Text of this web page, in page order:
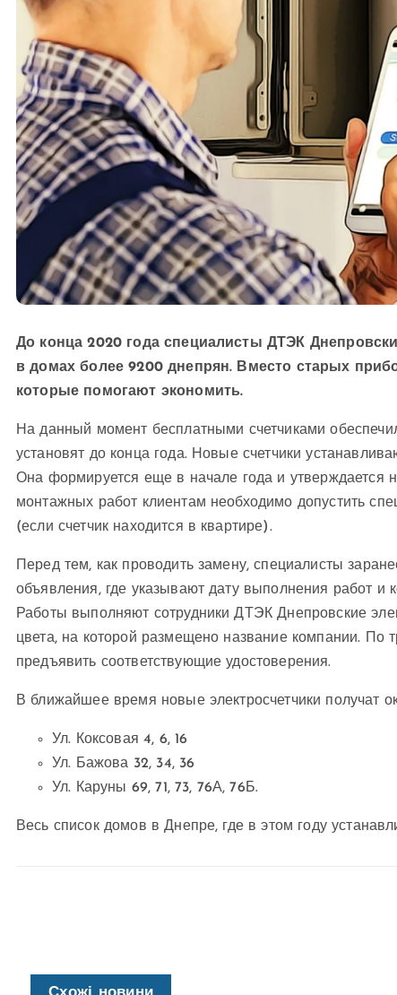
До конца 2020 года специалисты ДТЭК
в домах более 9200 днепрян. Вместо старых
которые помогают экономить.
На данный момент бесплатными счетчиками
установят до конца года. Новые счетчики
Она формируется еще в начале года и
монтажных работ клиентам необходимо допустить
(если счетчик находится в квартире).
Перед тем, как проводить замену, специалисты
объявления, где указывают дату выполнения работ и
Работы выполняют сотрудники ДТЭК Днепровские
цвета, на которой размещено название компании. По
предъявить соответствующие удостоверения.
В ближайшее время новые электросчетчики получат
Ул. Коксовая 4, 6, 16
Ул. Бажова 32, 34, 36
Ул. Каруны 69, 71, 73, 76А, 76Б.
Весь список домов в Днепре, где в этом году